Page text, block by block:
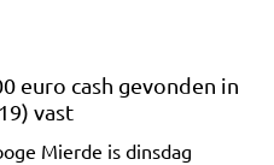
euro cash gevonden in
vast
Mierde is dinsdag